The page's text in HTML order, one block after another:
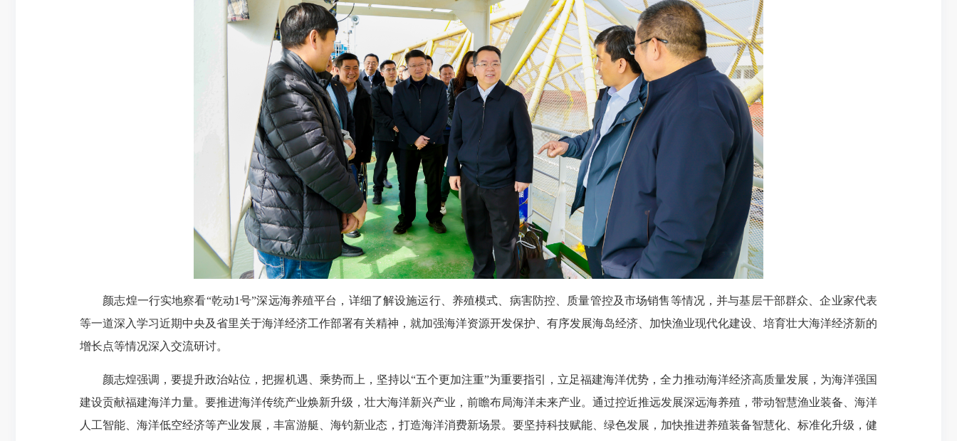
颜志煌一行实地察看“乾动1号”深远海养殖平台，详细了解设施运行、养殖模式、病害防控、质量管控及市场销售等情况，并与基层干部群众、企业家代表
等一道深入学习近期中央及省里关于海洋经济工作部署有关精神，就加强海洋资源开发保护、有序发展海岛经济、加快渔业现代化建设、培育壮大海洋经济新的
增长点等情况深入交流研讨。
颜志煌强调，要提升政治站位，把握机遇、乘势而上，坚持以“五个更加注重”为重要指引，立足福建海洋优势，全力推动海洋经济高质量发展，为海洋强国
建设贡献福建海洋力量。要推进海洋传统产业焕新升级，壮大海洋新兴产业，前瞻布局海洋未来产业。通过控近推远发展深远海养殖，带动智慧渔业装备、海洋
人工智能、海洋低空经济等产业发展，丰富游艇、海钓新业态，打造海洋消费新场景。要坚持科技赋能、绿色发展，加快推进养殖装备智慧化、标准化升级，健